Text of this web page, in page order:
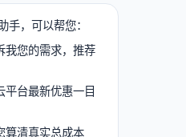
手，可以帮您：
您的需求，推荐
台最新优惠一目
清真实总成本